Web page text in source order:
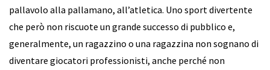
pallavolo alla pallamano, all’atletica. Uno sport divertente
che però non riscuote un grande successo di pubblico e,
generalmente, un ragazzino o una ragazzina non sognano di
diventare giocatori professionisti, anche perché non